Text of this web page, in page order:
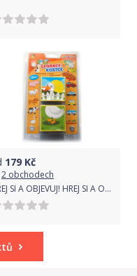
179 Kč
2 obchodech
HREJ SI A OBJEVUJ! HREJ SI A OBJEVUJ! Kostky se zvukem Zvířátka